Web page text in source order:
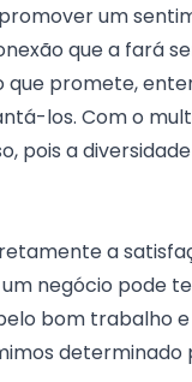
um
que a fará
promete,
los. Com o
pois a
a
negócio pode
bom trabalho